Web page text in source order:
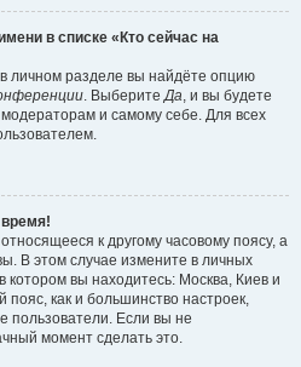
в списке «Кто сейчас на
личном разделе вы найдёте опцию
. ВыберитеДа, и вы будете
и самому себе. Для всех
к другому часовому поясу, а
В этом случае измените в личных
котором вы находитесь: Москва, Киев и
пояс, как и большинство настроек,
пользователи. Если вы не
момент сделать это.